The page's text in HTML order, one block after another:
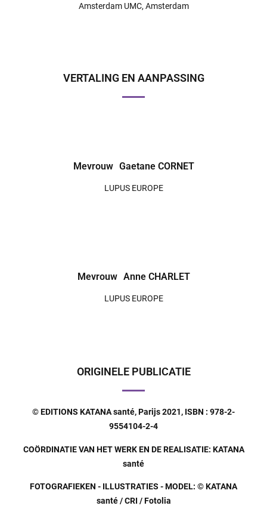
Amsterdam UMC, Amsterdam
VERTALING EN AANPASSING
Mevrouw Gaetane CORNET
LUPUS EUROPE
Mevrouw Anne CHARLET
LUPUS EUROPE
ORIGINELE PUBLICATIE
© EDITIONS KATANA santé, Parijs 2021, ISBN : 978-2-
9554104-2-4
COÖRDINATIE VAN HET WERK EN DE REALISATIE: KATANA
santé
FOTOGRAFIEKEN - ILLUSTRATIES - MODEL: © KATANA
santé / CRI / Fotolia